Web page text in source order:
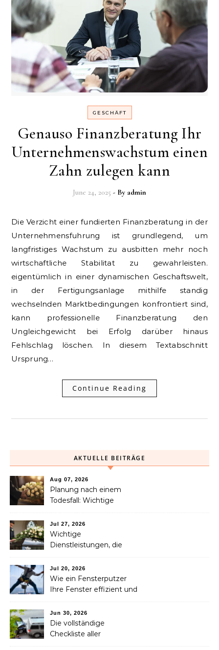
GESCHÄFT
Genauso Finanzberatung Ihr
Unternehmenswachstum einen
Zahn zulegen kann
June 24, 2025 - By admin
Die Verzicht einer fundierten Finanzberatung in der
Unternehmensfuhrung ist grundlegend, um
langfristiges Wachstum zu ausbitten mehr noch
wirtschaftliche Stabilitat zu gewahrleisten.
eigentümlich in einer dynamischen Geschaftswelt,
in der Fertigungsanlage mithilfe standig
wechselnden Marktbedingungen konfrontiert sind,
kann professionelle Finanzberatung den
Ungleichgewicht bei Erfolg darüber hinaus
Fehlschlag löschen. In diesem Textabschnitt
Ursprung…
Continue Reading
AKTUELLE BEITRÄGE
Aug 07, 2026
Planung nach einem
Todesfall: Wichtige
Familie in Betracht ziehen
sollte
Jul 27, 2026
Wichtige
Dienstleistungen, die
Verlust eines geliebten
Menschen helfen können
Jul 20, 2026
Wie ein Fensterputzer
Ihre Fenster effizient und
Jun 30, 2026
Die vollständige
Checkliste aller